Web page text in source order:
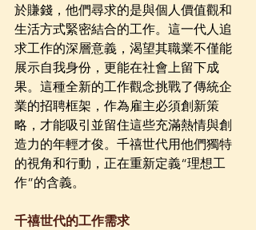
於賺錢，他們尋求的是與個人價值觀和
生活方式緊密結合的工作。這一代人追
求工作的深層意義，渴望其職業不僅能
展示自我身份，更能在社會上留下成
果。這種全新的工作觀念挑戰了傳統企
業的招聘框架，作為雇主必須創新策
略，才能吸引並留住這些充滿熱情與創
造力的年輕才俊。千禧世代用他們獨特
的視角和行動，正在重新定義“理想工
作”的含義。
千禧世代的工作需求